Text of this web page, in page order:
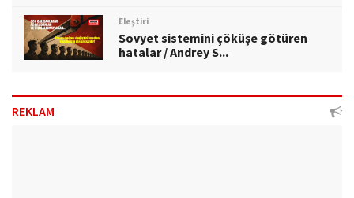
Eleştiri
Sovyet sistemini çöküşe götüren
hatalar / Andrey S...
REKLAM